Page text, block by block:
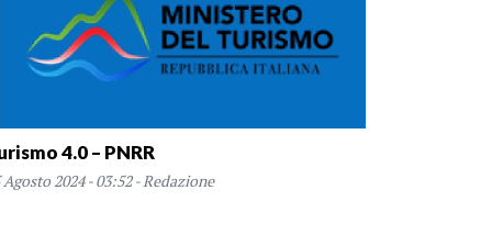
4.0 – PNRR
Agosto 2024 - 03:52 - Redazione